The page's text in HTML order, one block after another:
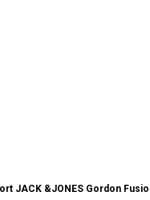
JACK &JONES Gordon